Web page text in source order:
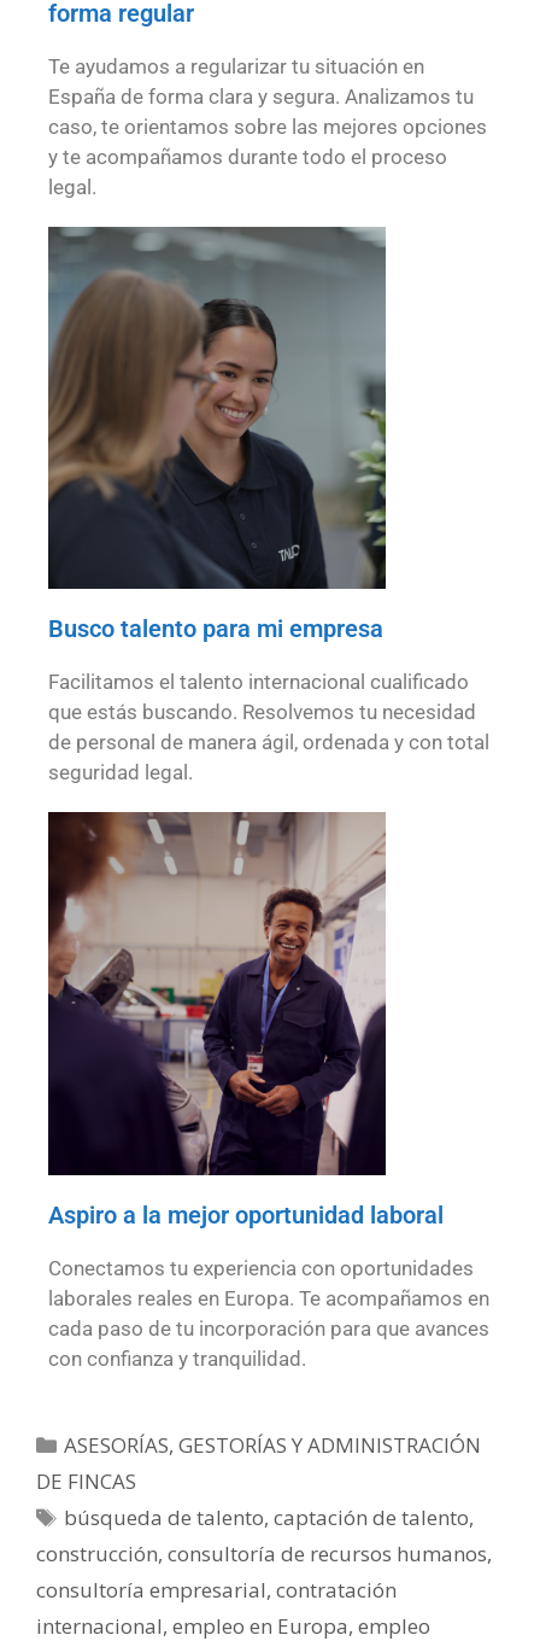
forma regular
Te ayudamos a regularizar tu situación en
España de forma clara y segura. Analizamos tu
caso, te orientamos sobre las mejores opciones
y te acompañamos durante todo el proceso
legal.
Busco talento para mi empresa
Facilitamos el talento internacional cualificado
que estás buscando. Resolvemos tu necesidad
de personal de manera ágil, ordenada y con total
seguridad legal.
Aspiro a la mejor oportunidad laboral
Conectamos tu experiencia con oportunidades
laborales reales en Europa. Te acompañamos en
cada paso de tu incorporación para que avances
con confianza y tranquilidad.
ASESORÍAS, GESTORÍAS Y ADMINISTRACIÓN
DE FINCAS
búsqueda de talento,captación de talento,
construcción, consultoría de recursos humanos,
consultoría empresarial, contratación
internacional, empleo en Europa, empleo